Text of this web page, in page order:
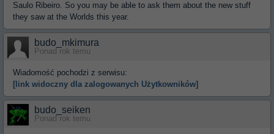
Saulo Ribeiro. So you may be able to ask them about the new stuff
they saw at the Worlds this year.
budo_mkimura
Ponad rok temu
Wiadomość pochodzi z serwisu:
[link widoczny dla zalogowanych Użytkowników]
budo_seiken
Ponad rok temu